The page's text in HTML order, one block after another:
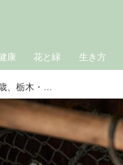
康 花と緑 生き方
エコな「さらしのハンドタオル」のつくり方。77歳、栃木・益子でひとり暮らし、元カフェ店主の“ごみを出さない”暮らしの工夫／信田良枝さん